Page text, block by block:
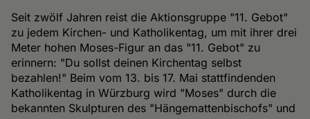
Seit zwölf Jahren reist die Aktionsgruppe "11. Gebot"
zu jedem Kirchen- und Katholikentag, um mit ihrer drei
Meter hohen Moses-Figur an das "11. Gebot" zu
erinnern: "Du sollst deinen Kirchentag selbst
bezahlen!" Beim vom 13. bis 17. Mai stattfindenden
Katholikentag in Würzburg wird "Moses" durch die
bekannten Skulpturen des "Hängemattenbischofs" und